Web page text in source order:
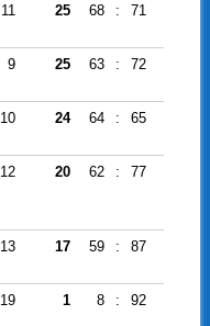
11 25 68 : 71
9 25 63 : 72
10 24 64 : 65
12 20 62 : 77
13 17 59 : 87
19 1 8 : 92